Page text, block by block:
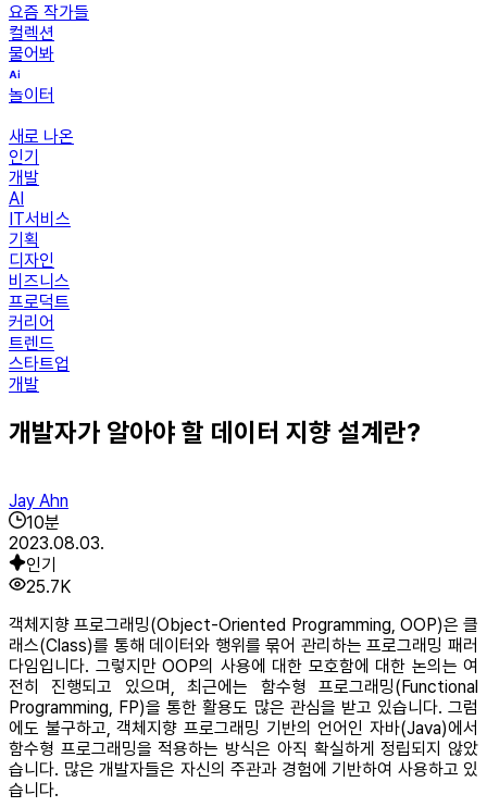
요즘 작가들
컬렉션
물어봐
놀이터
새로 나온
인기
개발
AI
IT서비스
기획
디자인
비즈니스
프로덕트
커리어
트렌드
스타트업
개발
개발자가 알아야 할 데이터 지향 설계란?
Jay Ahn
10분
2023.08.03.
인기
25.7K
객체지향 프로그래밍(Object-Oriented Programming, OOP)은 클
래스(Class)를 통해 데이터와 행위를 묶어 관리하는 프로그래밍 패러
다임입니다. 그렇지만 OOP의 사용에 대한 모호함에 대한 논의는 여
전히 진행되고 있으며, 최근에는 함수형 프로그래밍(Functional
Programming, FP)을 통한 활용도 많은 관심을 받고 있습니다. 그럼
에도 불구하고, 객체지향 프로그래밍 기반의 언어인 자바(Java)에서
함수형 프로그래밍을 적용하는 방식은 아직 확실하게 정립되지 않았
습니다. 많은 개발자들은 자신의 주관과 경험에 기반하여 사용하고 있
습니다.